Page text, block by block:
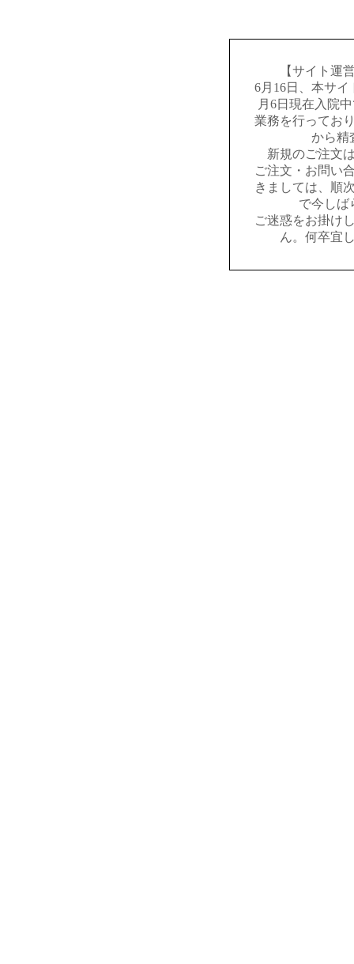
【サイト運
6月16日、本サ
月6日現在入院
業務を行ってお
から精
新規のご注文
ご注文・お問い
きましては、順
で今しば
ご迷惑をお掛け
ん。何卒宜